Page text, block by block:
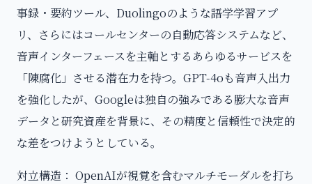
事録・要約ツール、Duolingoのような語学学習アプ
リ、さらにはコールセンターの自動応答システムなど、
音声インターフェースを主軸とするあらゆるサービスを
「陳腐化」させる潜在力を持つ。GPT-4oも音声入出力
を強化したが、Googleは独自の強みである膨大な音声
データと研究資産を背景に、その精度と信頼性で決定的
な差をつけようとしている。
対立構造： OpenAIが視覚を含むマルチモーダルを打ち